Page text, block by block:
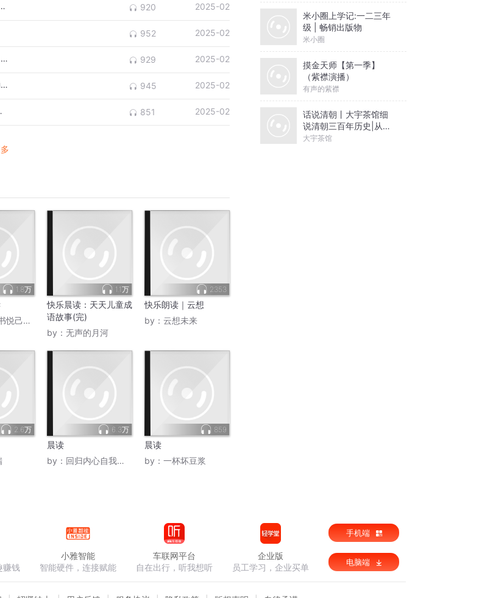
点，就是人生最舒服的状态】_缩混 920 2025-02
952 2025-02
快乐晨读3009：香雪梅【儒风君：转运最快的方式：走出去】 929 2025-02
快乐晨读3008：辣妹子【诗词君：懂，是一种没有距离的陪伴】 945 2025-02
慧】_缩混 851 2025-02
1.8万
己育儿
1.1万
快乐晨读：天天儿童成
语故事(完)
by： 无声的月河
2353
快乐朗读｜云想
by： 云想未来
2.6万 6.3万
晨读
by： 回归内心自我成长
859
晨读
by： 一杯坏豆浆
米小圈上学记:一二三年
级 | 畅销出版物
米小圈
摸金天师【第一季】
（紫襟演播）
有声的紫襟
话说清朝丨大宇茶馆细
说清朝三百年历史|从努
尔哈赤到末代皇帝溥仪|
大宇茶馆
赚钱
小雅智能
智能硬件，连接赋能
车联网平台
自在出行，听我想听
企业版
员工学习，企业买单
手机端
电脑端